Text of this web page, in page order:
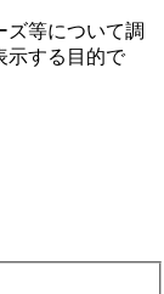
ズ等について調
⽰する⽬的で